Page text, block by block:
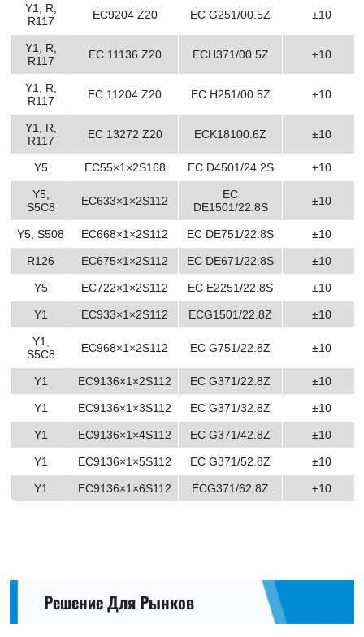
Y1, R,
R117
EC9204 Z20 EC G251/00.5Z ±10
Y1, R,
R117
EC 11136 Z20 ECH371/00.5Z ±10
Y1, R,
R117
EC 11204 Z20 EC H251/00.5Z ±10
Y1, R,
R117
EC 13272 Z20 ECK18100.6Z ±10
Y5 EC55×1×2S168 EC D4501/24.2S ±10
Y5,
S5C8
EC633×1×2S112
EC
DE1501/22.8S
±10
Y5, S508 EC668×1×2S112 EC DE751/22.8S ±10
R126 EC675×1×2S112 EC DE671/22.8S ±10
Y5 EC722×1×2S112 EC E2251/22.8S ±10
Y1 EC933×1×2S112 ECG1501/22.8Z ±10
Y1,
S5C8
EC968×1×2S112 EC G751/22.8Z ±10
Y1 EC9136×1×2S112 EC G371/22.8Z ±10
Y1 EC9136×1×3S112 EC G371/32.8Z ±10
Y1 EC9136×1×4S112 EC G371/42.8Z ±10
Y1 EC9136×1×5S112 EC G371/52.8Z ±10
Y1 EC9136×1×6S112 ECG371/62.8Z ±10
Решение Для Рынков